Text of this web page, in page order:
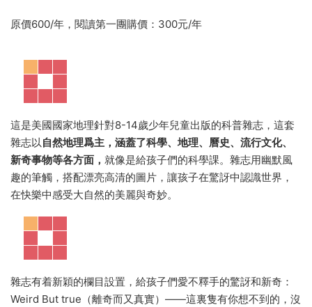
原價600/年，閱讀第一團購價：300元/年
這是美國國家地理針對8-14歲少年兒童出版的科普雜志，這套
雜志以 自然地理爲主，涵蓋了科學、地理、曆史、流行文化、
新奇事物等各方面， 就像是給孩子們的科學課。雜志用幽默風
趣的筆觸，搭配漂亮高清的圖片，讓孩子在驚訝中認識世界，
在快樂中感受大自然的美麗與奇妙。
雜志有着新穎的欄目設置，給孩子們愛不釋手的驚訝和新奇：
Weird But true（離奇而又真實）——這裏隻有你想不到的，沒